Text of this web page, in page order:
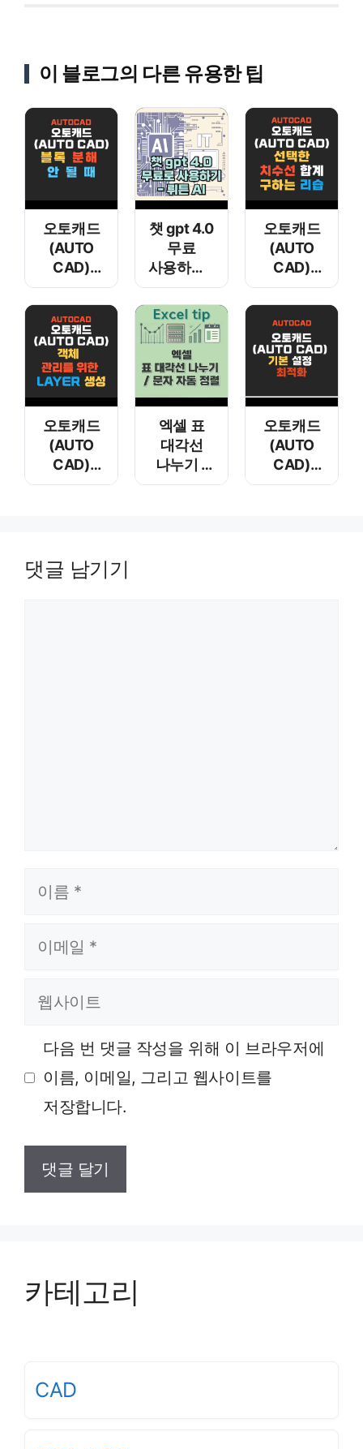
이 블로그의 다른 유용한 팁
오토캐드
(AUTO
CAD)
블록 분해
안 될 때
챗 gpt 4.0
무료
사용하기 –
뤼튼 AI
오토캐드
(AUTO
CAD)
선택한
치수선
합계
구하는
리습
오토캐드
(AUTO
CAD)
객체
엑셀 표
대각선
나누기 –
문자 자동
오토캐드
(AUTO
CAD)
기본 설정
댓글 남기기
이름
이메일
웹사이트
다음 번 댓글 작성을 위해 이 브라우저에
이름, 이메일, 그리고 웹사이트를
저장합니다.
카테고리
CAD